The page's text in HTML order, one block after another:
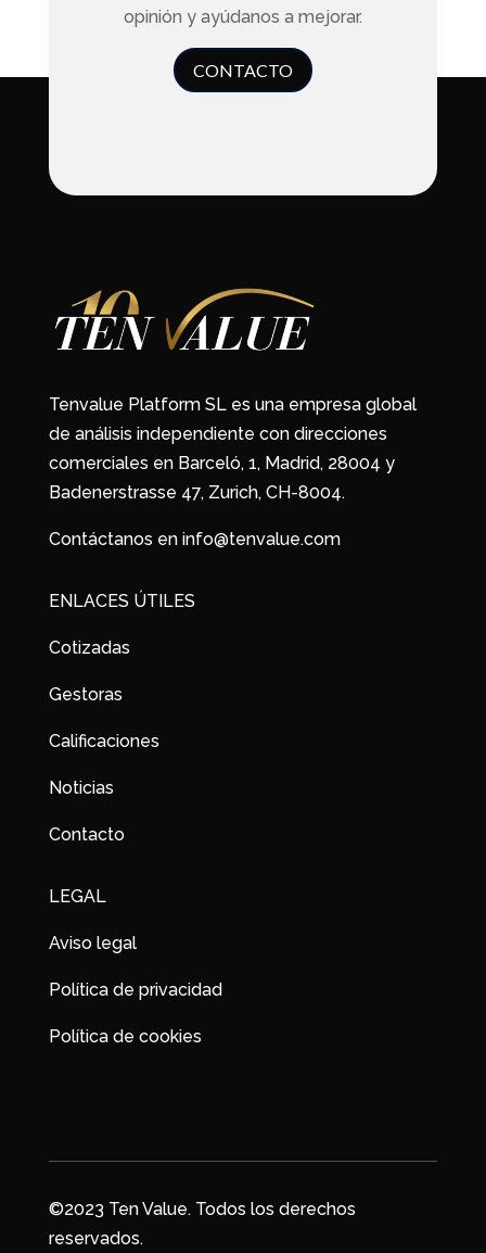
opinión y ayúdanos a mejorar.
CONTACTO
Tenvalue Platform SL es una empresa global
de análisis independiente con direcciones
comerciales en Barceló, 1, Madrid, 28004 y
Badenerstrasse 47, Zurich, CH-8004.
Contáctanos en info@tenvalue.com
ENLACES ÚTILES
Cotizadas
Gestoras
Calificaciones
Noticias
Contacto
LEGAL
Aviso legal
Política de privacidad
Política de cookies
©2023 Ten Value. Todos los derechos
reservados.